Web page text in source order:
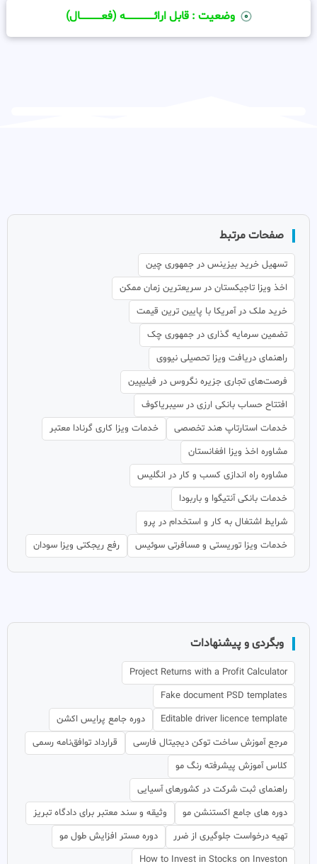
وضعیت : قابل ارائــــــــــــــــــــه (فعـــــــــــــــال)
صفحات مرتبط
تسهیل خرید بیزینس در جمهوری چین
اخذ ویزا تاجیکستان در سریعترین زمان ممکن
خرید ملک در آمریکا با پایین ترین قیمت
تضمین سرمایه گذاری در جمهوری چک
راهنمای دریافت ویزا تحصیلی نیووی
فرصت‌های تجاری جزیره نگروس در فیلیپین
افتتاح حساب بانکی ارزی در سیبریاکوف
خدمات استارتاپ هند تخصصی
خدمات ویزا کاری گرنادا معتبر
مشاوره اخذ ویزا افغانستان
مشاوره راه اندازی کسب و کار در انگلیس
خدمات بانکی آنتیگوا و باربودا
شرایط اشتغال به کار و استخدام در پرو
خدمات ویزا توریستی و مسافرتی سوئیس
رفع ریجکتی ویزا سودان
وبگردی و پیشنهادات
Project Returns with a Profit Calculator
Fake document PSD templates
Editable driver licence template
دوره جامع پرایس اکشن
مرجع آموزش ساخت توکن دیجیتال فارسی
قرارداد توافق‌نامه رسمی
کلاس آموزش پیشرفته رنگ مو
راهنمای ثبت شرکت در کشورهای آسیایی
دوره های جامع اکستنشن مو
وثیقه و سند معتبر برای دادگاه تبریز
تهیه درخواست جلوگیری از ضرر
دوره مستر افزایش طول مو
How to Invest in Stocks on Investon